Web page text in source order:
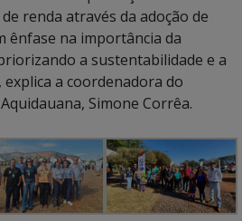
renda através da adoção de
ênfase na importância da
a sustentabilidade e a
a coordenadora do
Simone Corrêa.